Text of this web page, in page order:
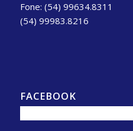
Fone: (54) 99634.8311
(54) 99983.8216
FACEBOOK